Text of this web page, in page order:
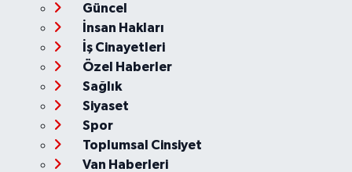
Güncel
İnsan Hakları
İş Cinayetleri
Özel Haberler
Sağlık
Siyaset
Spor
Toplumsal Cinsiyet
Van Haberleri